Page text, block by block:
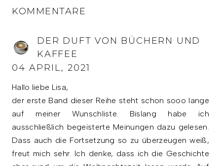
KOMMENTARE
DER DUFT VON BÜCHERN UND
KAFFEE
04 APRIL, 2021
Hallo liebe Lisa,
der erste Band dieser Reihe steht schon sooo lange
auf meiner Wunschliste. Bislang habe ich
ausschließlich begeisterte Meinungen dazu gelesen.
Dass auch die Fortsetzung so zu überzeugen weiß,
freut mich sehr. Ich denke, dass ich die Geschichte